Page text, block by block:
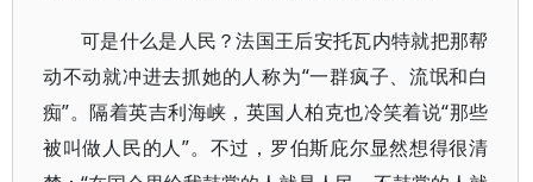
可是什么是人民？法国王后安托瓦内特就把那帮
动不动就冲进去抓她的人称为“一群疯子、流氓和白
痴”。隔着英吉利海峡，英国人柏克也冷笑着说“那些
被叫做人民的人”。不过，罗伯斯庇尔显然想得很清